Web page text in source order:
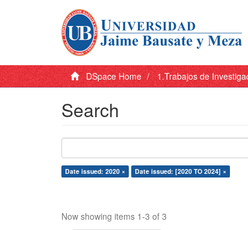
DSpace Home 1.Trabajos de
Search
Date issued: 2020 × Date issued: [2020 TO 2024] ×
Now showing items 1-3 of 3